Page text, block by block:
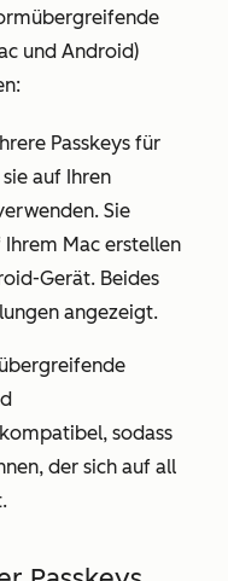
und Android)
Passkeys für
auf Ihren
Sie
Ihrem Mac erstellen
Gerät. Beides
angezeigt.
sodass
der sich auf all